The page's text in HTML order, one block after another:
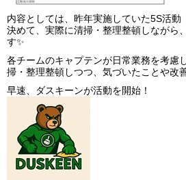
内容としては、昨年実施していた5S活
決めて、実際に清掃・整理整頓しながら
す✨
各チームのキャプテンが日常業務を考慮
掃・整理整頓しつつ、気づいたことや改
早速、ダスキーンが活動を開始！